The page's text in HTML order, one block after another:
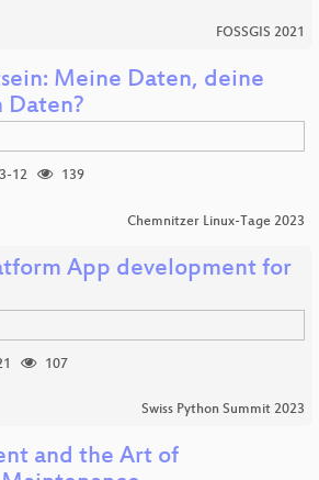
FOSSGIS 2021
Meine Daten, deine
Daten?
12
139
Chemnitzer Linux-Tage 2023
App development for
107
Swiss Python Summit 2023
and the Art of